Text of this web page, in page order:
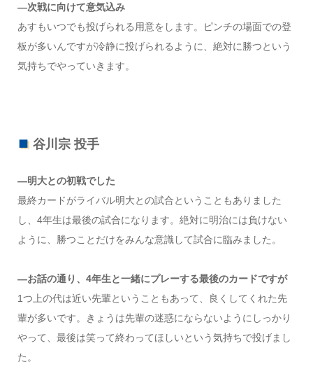
―次戦に向けて意気込み
あすもいつでも投げられる用意をします。ピンチの場面での登
板が多いんですが冷静に投げられるように、絶対に勝つという
気持ちでやっていきます。
谷川宗 投手
―明大との初戦でした
最終カードがライバル明大との試合ということもありました
し、4年生は最後の試合になります。絶対に明治には負けない
ように、勝つことだけをみんな意識して試合に臨みました。
―お話の通り、4年生と一緒にプレーする最後のカードですが
1つ上の代は近い先輩ということもあって、良くしてくれた先
輩が多いです。きょうは先輩の迷惑にならないようにしっかり
やって、最後は笑って終わってほしいという気持ちで投げまし
た。